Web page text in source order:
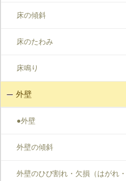
床の傾斜
床のたわみ
床鳴り
外壁
●外壁
外壁の傾斜
外壁のひび割れ・欠損（はがれ